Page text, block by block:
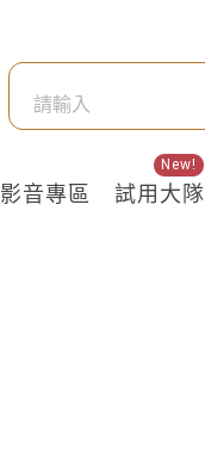
影音專區 試用大隊
New!